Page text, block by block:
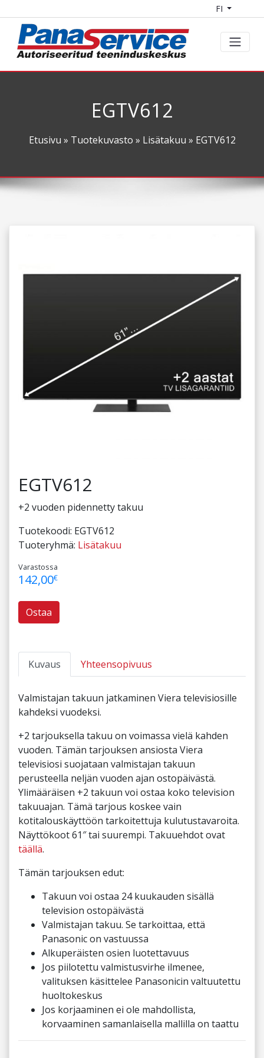
FI
EGTV612
Etusivu » Tuotekuvasto » Lisätakuu » EGTV612
EGTV612
+2 vuoden pidennetty takuu
Tuotekoodi: EGTV612
Tuoteryhmä: Lisätakuu
Varastossa
142,00€
Ostaa
Kuvaus Yhteensopivuus
Valmistajan takuun jatkaminen Viera televisiosille
kahdeksi vuodeksi.
+2 tarjouksella takuu on voimassa vielä kahden
vuoden. Tämän tarjouksen ansiosta Viera
televisiosi suojataan valmistajan takuun
perusteella neljän vuoden ajan ostopäivästä.
Ylimääräisen +2 takuun voi ostaa koko television
takuuajan. Tämä tarjous koskee vain
kotitalouskäyttöön tarkoitettuja kulutustavaroita.
Näyttökoot 61″ tai suurempi. Takuuehdot ovat
täällä.
Tämän tarjouksen edut:
Takuun voi ostaa 24 kuukauden sisällä
television ostopäivästä
Valmistajan takuu. Se tarkoittaa, että
Panasonic on vastuussa
Alkuperäisten osien luotettavuus
Jos piilotettu valmistusvirhe ilmenee,
valituksen käsittelee Panasonicin valtuutettu
huoltokeskus
Jos korjaaminen ei ole mahdollista,
korvaaminen samanlaisella mallilla on taattu